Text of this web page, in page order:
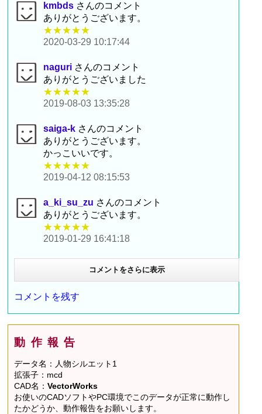
kmbds さんのコメント
ありがとうございます。
★★★★★
2020-03-29 10:17:44
naguri さんのコメント
ありがとうございました
★★★★★
2019-08-03 13:35:28
saiga-k さんのコメント
ありがとうございます。
かっこいいです。
★★★★★
2019-04-12 08:15:53
a_ki_su_zu さんのコメント
ありがとうございます。
★★★★★
2019-01-29 16:41:18
コメントをさらに表示
コメントを残す
動作報告
データ名：人物シルエット1
拡張子：mcd
CAD名：VectorWorks
お使いのCADソフトやPC環境でこのデータが正常に動作し
たかどうか、動作報告をお願いします。